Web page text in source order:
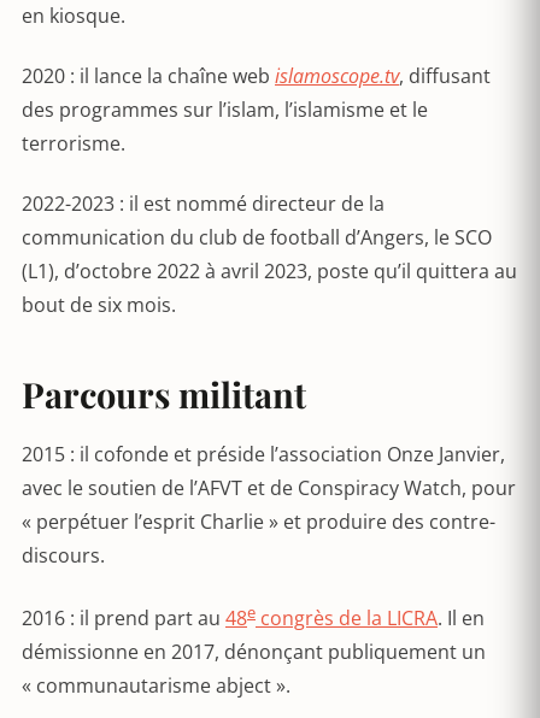
en kiosque.
2020 : il lance la chaîne web islamoscope.tv, diffusant
des programmes sur l’islam, l’islamisme et le
terrorisme.
2022-2023 : il est nommé directeur de la
communication du club de football d’Angers, le SCO
(L1), d’octobre 2022 à avril 2023, poste qu’il quittera au
bout de six mois.
Parcours militant
2015 : il cofonde et préside l’association Onze Janvier,
avec le soutien de l’AFVT et de Conspiracy Watch, pour
« perpétuer l’esprit Charlie » et produire des contre-
discours.
2016 : il prend part au 48e congrès de la LICRA. Il en
démissionne en 2017, dénonçant publiquement un
« communautarisme abject ».